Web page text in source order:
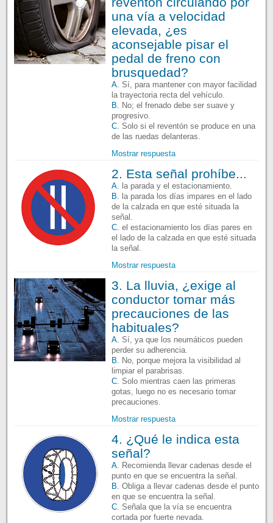
una vía a velocidad
elevada, ¿es
aconsejable pisar el
pedal de freno con
brusquedad?
A. Sí, para mantener con mayor facilidad
la trayectoria recta del vehículo.
B. No; el frenado debe ser suave y
progresivo.
C. Solo si el reventón se produce en una
de las ruedas delanteras.
Mostrar respuesta
2. Esta señal prohíbe...
A. la parada y el estacionamiento.
B. la parada los días impares en el lado
de la calzada en que esté situada la
señal.
C. el estacionamiento los días pares en
el lado de la calzada en que esté situada
la señal.
Mostrar respuesta
3. La lluvia, ¿exige al
conductor tomar más
precauciones de las
habituales?
A. Sí, ya que los neumáticos pueden
perder su adherencia.
B. No, porque mejora la visibilidad al
limpiar el parabrisas.
C. Solo mientras caen las primeras
gotas, luego no es necesario tomar
precauciones.
Mostrar respuesta
4. ¿Qué le indica esta
señal?
A. Recomienda llevar cadenas desde el
punto en que se encuentra la señal.
B. Obliga a llevar cadenas desde el punto
en que se encuentra la señal.
C. Señala que la vía se encuentra
cortada por fuerte nevada.